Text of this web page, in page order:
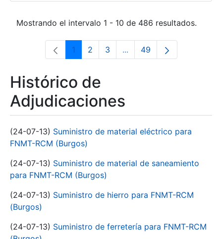
Mostrando el intervalo 1 - 10 de 486 resultados.
Página
1 Página
2 Página
3 ...Páginas intermedias Use
Página
49
Histórico de
Adjudicaciones
(24-07-13) Suministro de material eléctrico para
FNMT-RCM (Burgos)
(24-07-13) Suministro de material de saneamiento
para FNMT-RCM (Burgos)
(24-07-13) Suministro de hierro para FNMT-RCM
(Burgos)
(24-07-13) Suministro de ferretería para FNMT-RCM